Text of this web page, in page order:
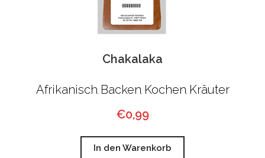
Chakalaka
Afrikanisch, Backen, Kochen, Kräuter
€0,99
In den Warenkorb